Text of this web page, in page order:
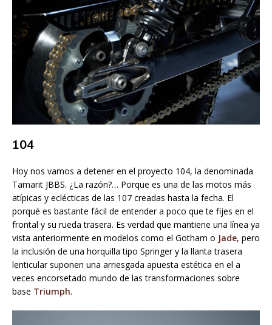
104
Hoy nos vamos a detener en el proyecto 104, la denominada
Tamarit JBBS. ¿La razón?… Porque es una de las motos más
atípicas y eclécticas de las 107 creadas hasta la fecha. El
porqué es bastante fácil de entender a poco que te fijes en el
frontal y su rueda trasera. Es verdad que mantiene una línea ya
vista anteriormente en modelos como el Gotham o Jade, pero
la inclusión de una horquilla tipo Springer y la llanta trasera
lenticular suponen una arriesgada apuesta estética en el a
veces encorsetado mundo de las transformaciones sobre
base Triumph.